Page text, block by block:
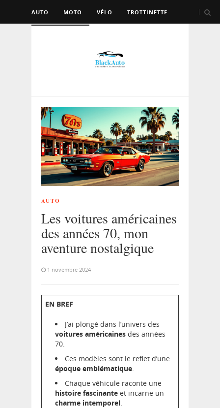
AUTO MOTO VÉLO TROTTINETTE
AUTO
Les voitures américaines
des années 70, mon
aventure nostalgique
1 novembre 2024
EN BREF
J’ai plongé dans l’univers des
voitures américaines des années
70.
Ces modèles sont le reflet d’une
époque emblématique.
Chaque véhicule raconte une
histoire fascinante et incarne un
charme intemporel.